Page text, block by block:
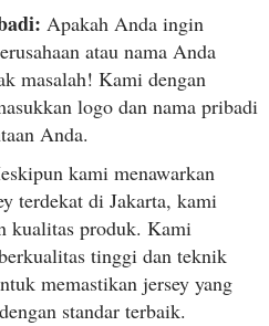
Apakah Anda ingin
atau nama Anda
masalah! Kami dengan
logo dan nama pribadi
Anda.
kami menawarkan
terdekat di Jakarta, kami
kualitas produk. Kami
tinggi dan teknik
memastikan jersey yang
standar terbaik.